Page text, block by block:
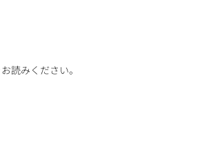
読みください。